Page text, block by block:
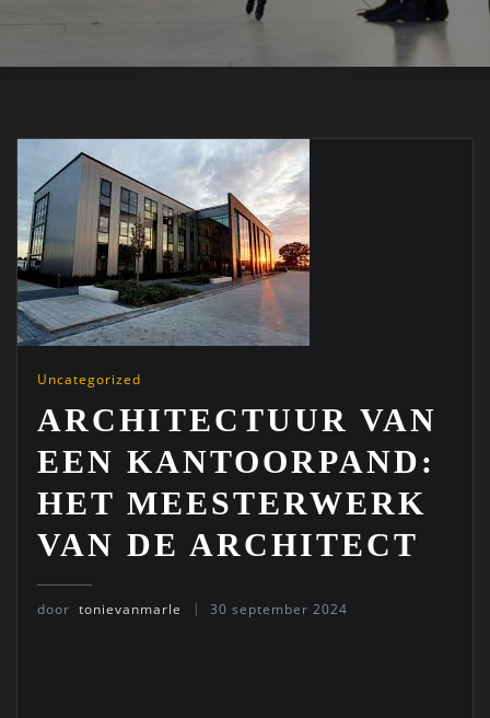
Uncategorized
ARCHITECTUUR VAN
EEN KANTOORPAND:
HET MEESTERWERK
VAN DE ARCHITECT
door tonievanmarle 30 september 2024